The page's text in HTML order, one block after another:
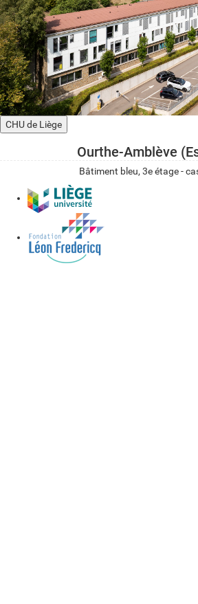
CHU de Liège
Ourthe-Amblève
Bâtiment bleu, 3e étage -